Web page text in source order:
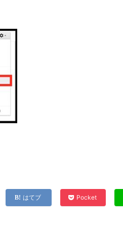
はてブ Pocket